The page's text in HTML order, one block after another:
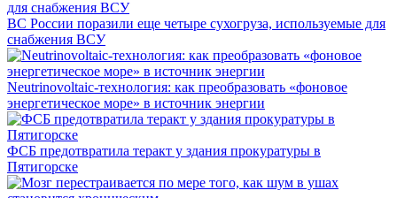
ВС России поразили еще четыре сухогруза, используемые для
снабжения ВСУ
Neutrinovoltaic‑технология: как преобразовать «фоновое
энергетическое море» в источник энергии
ФСБ предотвратила теракт у здания прокуратуры в
Пятигорске